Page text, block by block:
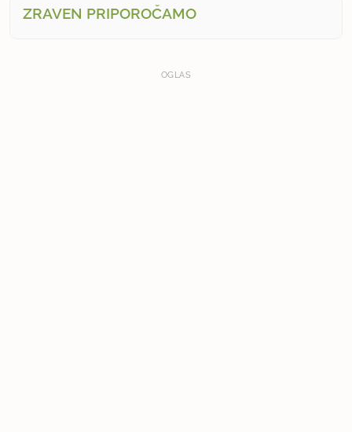
ZRAVEN PRIPOROČAMO
OGLAS